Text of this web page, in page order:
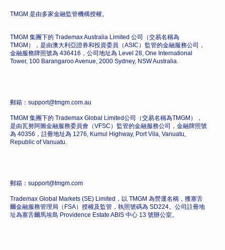
TMGM 是由多家金融監管機構授權。
TMGM 集團下的 Trademax Australia Limited 公司（交易名稱為
TMGM），是由澳大利亞證券和投資委員（ASIC）監管的金融服務公司，
金融服務牌照號為 436416，公司地址為 Level 28, One International
Tower, 100 Barangaroo Avenue, 2000 Sydney, NSW Australia.
郵箱：support@tmgm.com.au
TMGM 集團下的 Trademax Global Limited公司（交易名稱為TMGM），
是由瓦努阿圖金融服務委員會（VFSC）監管的金融服務公司，金融牌照號
為 40356，註冊地址為 1276, Kumul Highway, Port Vila, Vanuatu,
Republic of Vanuatu.
郵箱：support@tmgm.com
Trademax Global Markets (SE) Limited，以 TMGM 為營運名稱，獲塞舌
爾金融服務管理局（FSA）授權及監管，執照號碼為 SD224。公司註冊地
址為塞舌爾馬埃島 Providence Estate ABIS 中心 13 號辦公室。